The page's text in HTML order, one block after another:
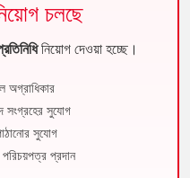
চলছে
নিয়োগ দেওয়া হচ্ছে।
অগ্রাধিকার
সংগ্রহের সুযোগ
সুযোগ
প্রদান